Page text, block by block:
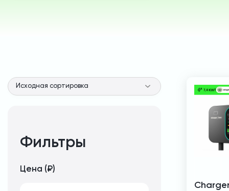
Фильтры
Цена (₽)